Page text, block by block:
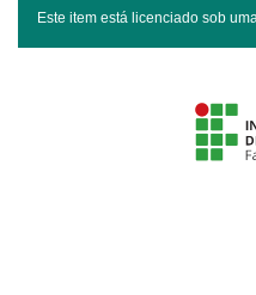
Este item está licenciado sob